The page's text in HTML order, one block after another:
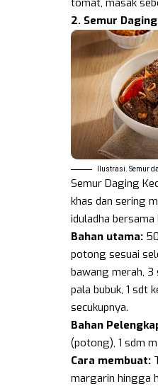
tomat, masak
2. Semur
Ilustrasi. Semur
Semur Daging
khas dan sering
iduladha
Bahan utama:
potong sesuai
bawang merah,
pala bubuk, 1 sdt
secukupnya.
Bahan
(potong), 1 sdm
Cara membuat:
margarin hingga